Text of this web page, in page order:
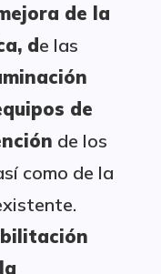
de la
de las
de
de los
como de la